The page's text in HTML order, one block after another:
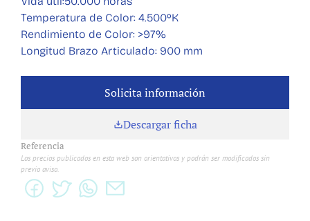
Temperatura de Color: 4.500ºK
Rendimiento de Color: >97%
Longitud Brazo Articulado: 900 mm
Solicita información
Solicita información
Descargar ficha
Referencia
Los precios publicados en esta web son orientativos y podrán ser modificados sin
previo aviso.